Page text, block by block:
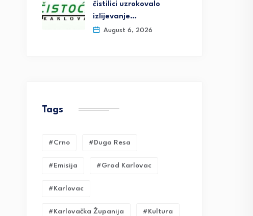
čistilici uzrokovalo
izlijevanje…
August 6, 2026
Tags
#crno #duga Resa
#emisija #grad Karlovac
#karlovac
#karlovačka Županija #kultura